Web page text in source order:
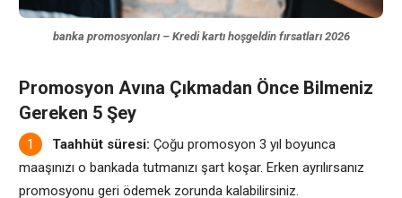
banka promosyonları – Kredi kartı hoşgeldin fırsatları 2026
Promosyon Avına Çıkmadan Önce Bilmeniz
Gereken 5 Şey
Taahhüt süresi: Çoğu promosyon 3 yıl boyunca
maaşınızı o bankada tutmanızı şart koşar. Erken ayrılırsanız
promosyonu geri ödemek zorunda kalabilirsiniz.